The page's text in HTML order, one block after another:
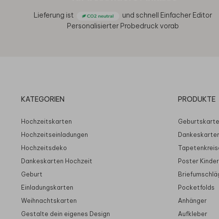
Lieferung ist und schnell Einfacher Editor
Personalisierter Probedruck vorab
KATEGORIEN
Hochzeitskarten
Hochzeitseinladungen
Hochzeitsdeko
Dankeskarten Hochzeit
Geburt
Einladungskarten
Weihnachtskarten
Gestalte dein eigenes Design
PRODUKTE
Poster
Pocketfolds
Anhänger
Aufkleber